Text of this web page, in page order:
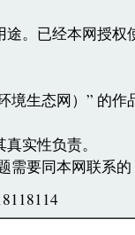
。已经本网授权
境生态网）” 的作
实性负责。
需要同本网联系